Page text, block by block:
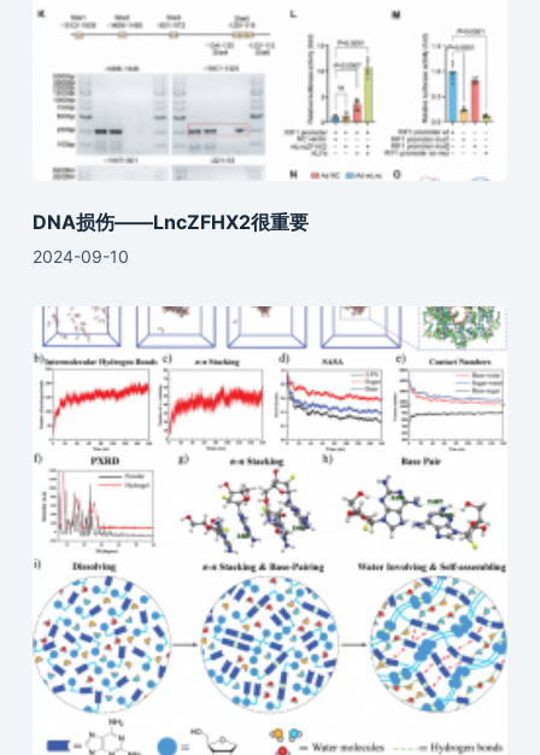
DNA损伤——LncZFHX2很重要
2024-09-10